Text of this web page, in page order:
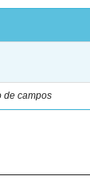
de campos